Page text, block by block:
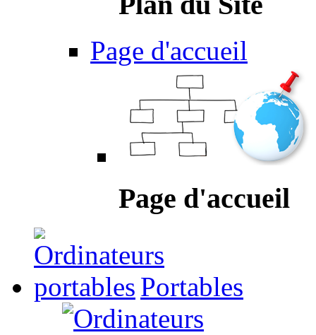
Page d'accueil
Page d'accueil
Portables